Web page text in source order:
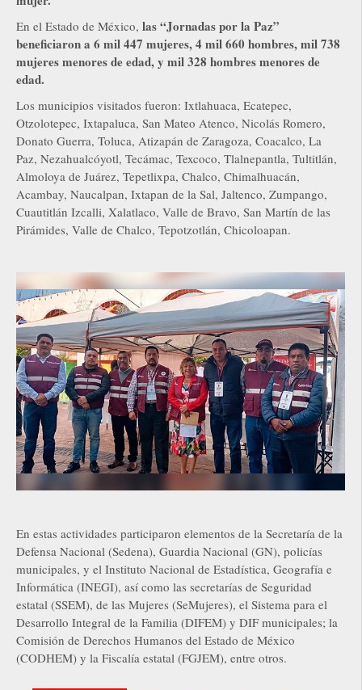
En el Estado de México, las “Jornadas por la Paz”
beneficiaron a 6 mil 447 mujeres, 4 mil 660 hombres, mil 738
mujeres menores de edad, y mil 328 hombres menores de
edad.
Los municipios visitados fueron: Ixtlahuaca, Ecatepec,
Otzolotepec, Ixtapaluca, San Mateo Atenco, Nicolás Romero,
Donato Guerra, Toluca, Atizapán de Zaragoza, Coacalco, La
Paz, Nezahualcóyotl, Tecámac, Texcoco, Tlalnepantla, Tultitlán,
Almoloya de Juárez, Tepetlixpa, Chalco, Chimalhuacán,
Acambay, Naucalpan, Ixtapan de la Sal, Jaltenco, Zumpango,
Cuautitlán Izcalli, Xalatlaco, Valle de Bravo, San Martín de las
Pirámides, Valle de Chalco, Tepotzotlán, Chicoloapan.
En estas actividades participaron elementos de la Secretaría de la
Defensa Nacional (Sedena), Guardia Nacional (GN), policías
municipales, y el Instituto Nacional de Estadística, Geografía e
Informática (INEGI), así como las secretarías de Seguridad
estatal (SSEM), de las Mujeres (SeMujeres), el Sistema para el
Desarrollo Integral de la Familia (DIFEM) y DIF municipales; la
Comisión de Derechos Humanos del Estado de México
(CODHEM) y la Fiscalía estatal (FGJEM), entre otros.